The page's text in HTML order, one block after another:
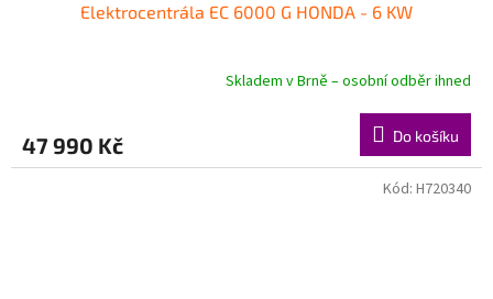
Elektrocentrála EC 6000 G HONDA - 6 KW
Skladem v Brně – osobní odběr ihned
47 990 Kč Do košíku
Kód: H720340